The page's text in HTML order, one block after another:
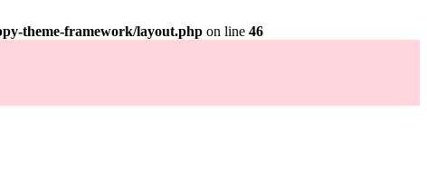
theme-framework/layout.php on line 46